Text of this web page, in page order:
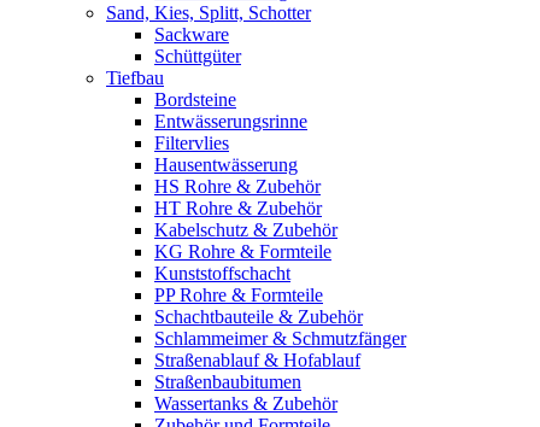
Sand, Kies, Splitt, Schotter
Sackware
Schüttgüter
Tiefbau
Bordsteine
Entwässerungsrinne
Filtervlies
Hausentwässerung
HS Rohre & Zubehör
HT Rohre & Zubehör
Kabelschutz & Zubehör
KG Rohre & Formteile
Kunststoffschacht
PP Rohre & Formteile
Schachtbauteile & Zubehör
Schlammeimer & Schmutzfänger
Straßenablauf & Hofablauf
Straßenbaubitumen
Wassertanks & Zubehör